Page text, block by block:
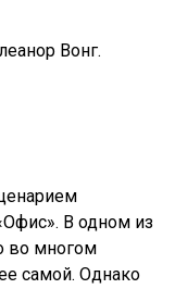
Вонг.
В одном из
во многом
самой. Однако